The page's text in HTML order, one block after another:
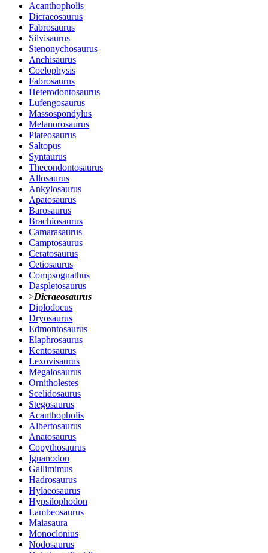
Acanthopholis
Dicraeosaurus
Fabrosaurus
Silvisaurus
Stenonychosaurus
Anchisaurus
Coelophysis
Fabrosaurus
Heterodontosaurus
Lufengosaurus
Massospondylus
Melanorosaurus
Plateosaurus
Saltopus
Syntaurus
Thecondontosaurus
Allosaurus
Ankylosaurus
Apatosaurus
Barosaurus
Brachiosaurus
Camarasaurus
Camptosaurus
Ceratosaurus
Cetiosaurus
Compsognathus
Daspletosaurus
>Dicraeosaurus
Diplodocus
Dryosaurus
Edmontosaurus
Elaphrosaurus
Kentosaurus
Lexovisaurus
Megalosaurus
Ornitholestes
Scelidosaurus
Stegosaurus
Acanthopholis
Albertosaurus
Anatosaurus
Copythosaurus
Iguanodon
Gallimimus
Hadrosaurus
Hylaeosaurus
Hypsilophodon
Lambeosaurus
Maiasaura
Monoclonius
Nodosaurus